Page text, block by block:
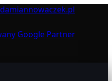
Google Partner